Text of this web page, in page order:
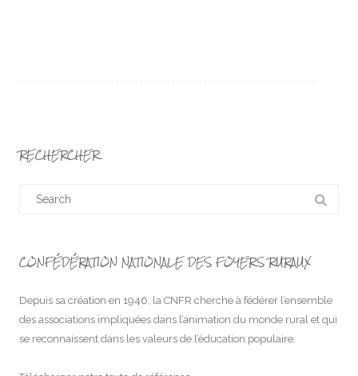
RECHERCHER
CONFÉDÉRATION NATIONALE DES FOYERS RURAUX
Depuis sa création en 1946, la CNFR cherche à fédérer l’ensemble
des associations impliquées dans l’animation du monde rural et qui
se reconnaissent dans les valeurs de l’éducation populaire.